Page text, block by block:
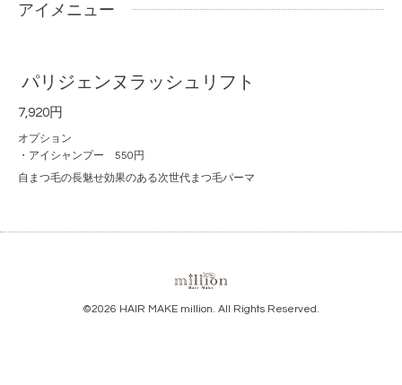
アイメニュー
パリジェンヌラッシュリフト
7,920円
オプション
・アイシャンプー 550円
自まつ毛の長魅せ効果のある次世代まつ毛パーマ
©2026 HAIR MAKE million. All Rights Reserved.